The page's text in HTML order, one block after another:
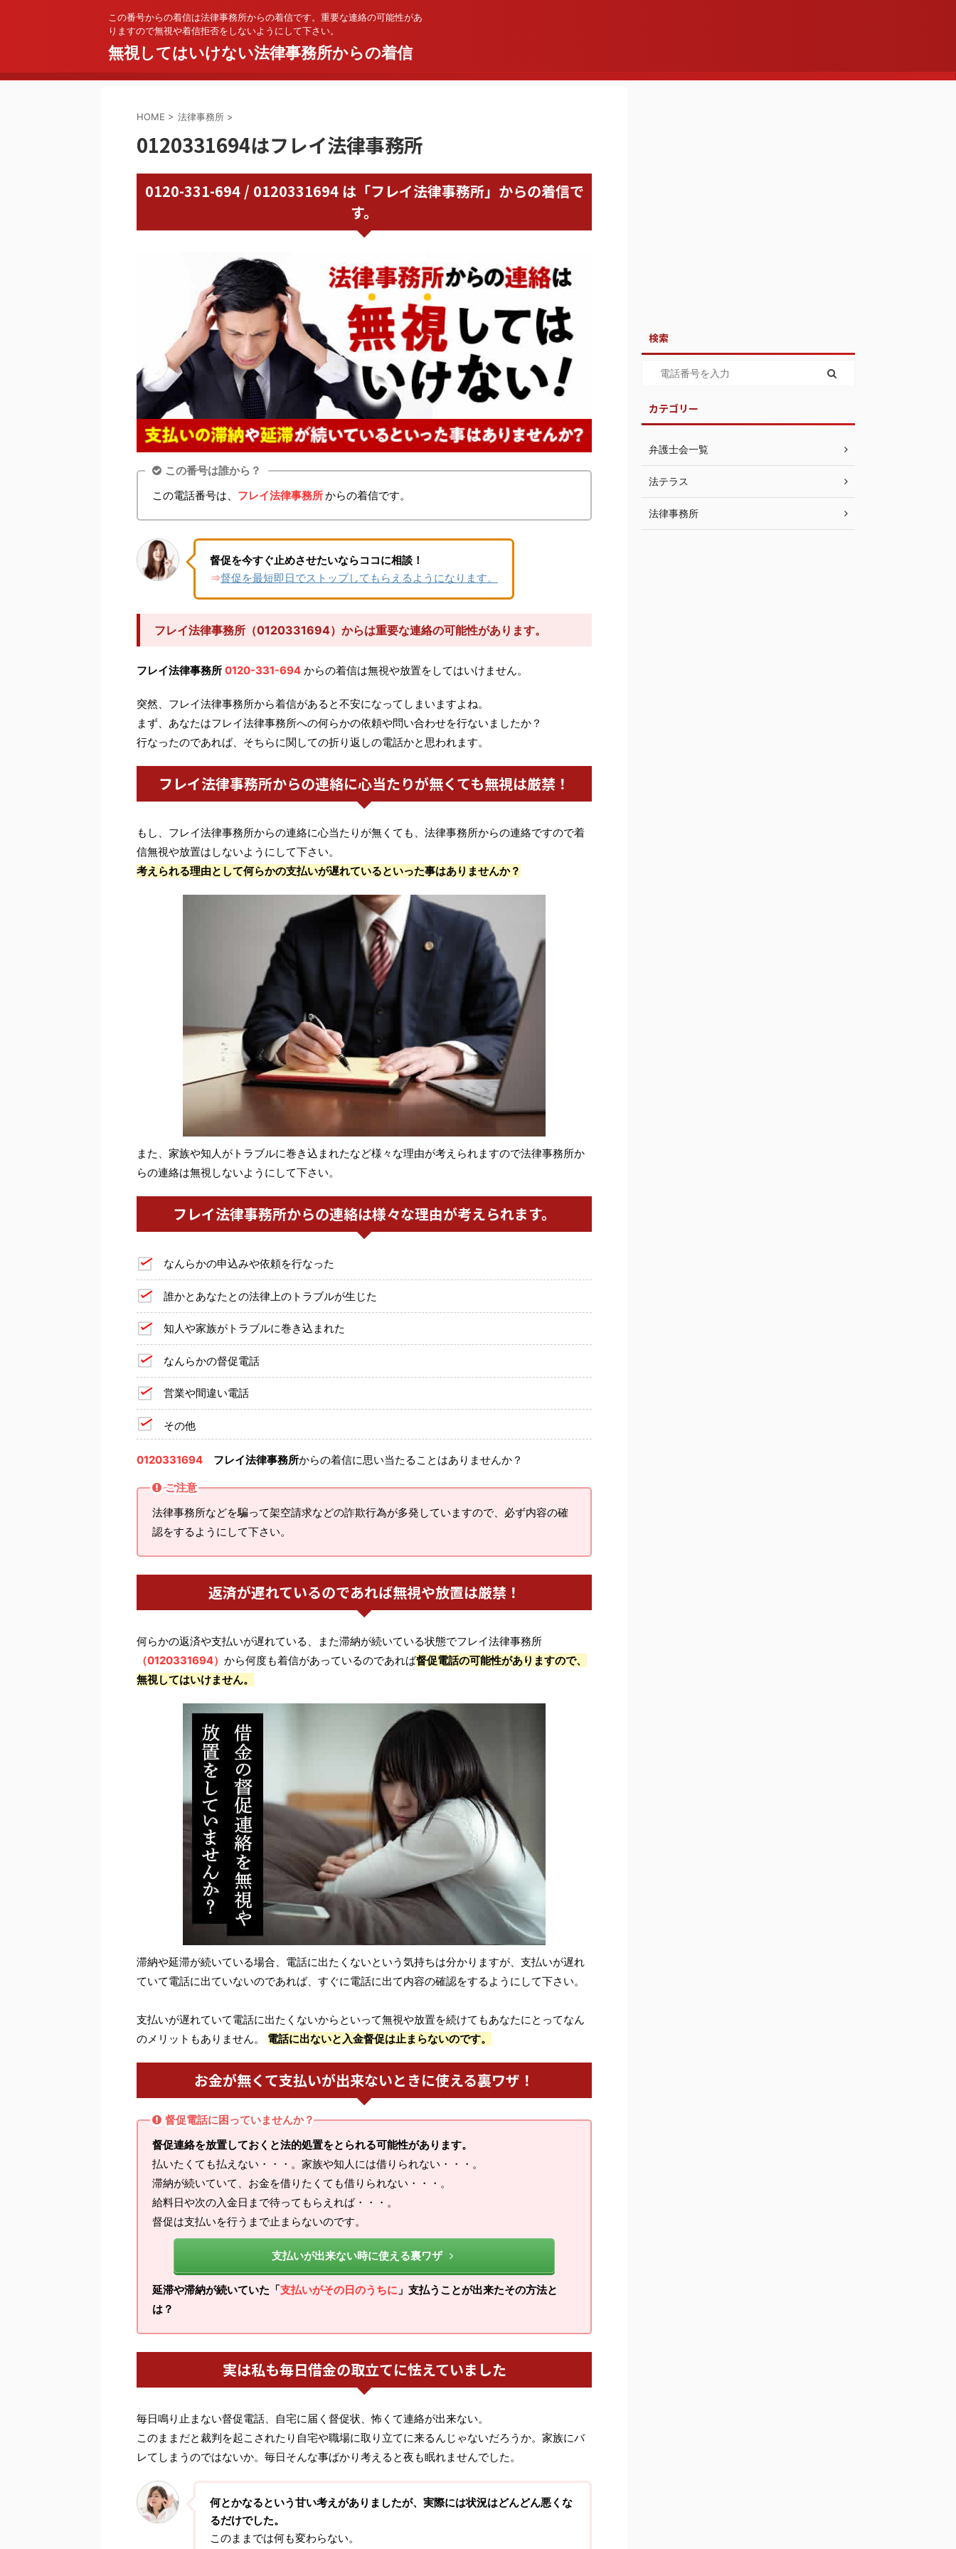
この番号からの着信は法律事務所からの着信です。重要な連絡の可能性があ
りますので無視や着信拒否をしないようにして下さい。
無視してはいけない法律事務所からの着信
HOME > 法律事務所 >
0120331694はフレイ法律事務所
0120-331-694 / 0120331694 は「フレイ法律事務所」からの着信で
す。
この番号は誰から？
この電話番号は、 フレイ法律事務所からの着信です。
督促を今すぐ止めさせたいならココに相談！
⇒督促を最短即日でストップしてもらえるようになります。
フレイ法律事務所（0120331694）からは重要な連絡の可能性があります。
フレイ法律事務所 0120-331-694 からの着信は無視や放置をしてはいけません。
突然、フレイ法律事務所から着信があると不安になってしまいますよね。
まず、あなたはフレイ法律事務所への何らかの依頼や問い合わせを行ないましたか？
行なったのであれば、そちらに関しての折り返しの電話かと思われます。
フレイ法律事務所からの連絡に心当たりが無くても無視は厳禁！
もし、フレイ法律事務所からの連絡に心当たりが無くても、法律事務所からの連絡ですので着
信無視や放置はしないようにして下さい。
考えられる理由として何らかの支払いが遅れているといった事はありませんか？
また、家族や知人がトラブルに巻き込まれたなど様々な理由が考えられますので法律事務所か
らの連絡は無視しないようにして下さい。
フレイ法律事務所からの連絡は様々な理由が考えられます。
なんらかの申込みや依頼を行なった
誰かとあなたとの法律上のトラブルが生じた
知人や家族がトラブルに巻き込まれた
なんらかの督促電話
営業や間違い電話
その他
0120331694 フレイ法律事務所からの着信に思い当たることはありませんか？
ご注意
法律事務所などを騙って架空請求などの詐欺行為が多発していますので、必ず内容の確
認をするようにして下さい。
返済が遅れているのであれば無視や放置は厳禁！
何らかの返済や支払いが遅れている、また滞納が続いている状態でフレイ法律事務所
（0120331694） から何度も着信があっているのであれば督促電話の可能性がありますので、
無視してはいけません。
滞納や延滞が続いている場合、電話に出たくないという気持ちは分かりますが、支払いが遅れ
ていて電話に出ていないのであれば、すぐに電話に出て内容の確認をするようにして下さい。
支払いが遅れていて電話に出たくないからといって無視や放置を続けてもあなたにとってなん
のメリットもありません。 電話に出ないと入金督促は止まらないのです。
お金が無くて支払いが出来ないときに使える裏ワザ！
督促電話に困っていませんか？
督促連絡を放置しておくと法的処置をとられる可能性があります。
払いたくても払えない・・・。家族や知人には借りられない・・・。
滞納が続いていて、お金を借りたくても借りられない・・・。
給料日や次の入金日まで待ってもらえれば・・・。
督促は支払いを行うまで止まらないのです。
支払いが出来ない時に使える裏ワザ
延滞や滞納が続いていた「支払いがその日のうちに 」支払うことが出来たその方法と
は？
実は私も毎日借金の取立てに怯えていました
毎日鳴り止まない督促電話、自宅に届く督促状、怖くて連絡が出来ない。
このままだと裁判を起こされたり自宅や職場に取り立てに来るんじゃないだろうか。家族にバ
レてしまうのではないか。毎日そんな事ばかり考えると夜も眠れませんでした。
何とかなるという甘い考えがありましたが、実際には状況はどんどん悪くな
るだけでした。
このままでは何も変わらない。
検索
カテゴリー
弁護士会一覧
法テラス
法律事務所